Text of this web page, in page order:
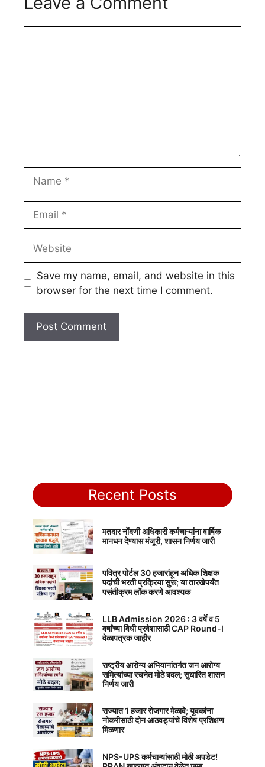
Save my name, email, and website in this
browser for the next time I comment.
Recent Posts
मतदार नोंदणी अधिकारी कर्मचाऱ्यांना वार्षिक
मानधन देण्यास मंजूरी, शासन निर्णय जारी
पवित्र पोर्टल 30 हजारांहून अधिक शिक्षक
पदांची भरती प्रक्रिया सुरू; या तारखेपर्यंत
पसंतीक्रम लॉक करणे आवश्यक
LLB Admission 2026 : 3 वर्षे व 5
वर्षांच्या विधी प्रवेशासाठी CAP Round-I
वेळापत्रक जाहीर
राष्ट्रीय आरोग्य अभियानांतर्गत जन आरोग्य
समित्यांच्या रचनेत मोठे बदल; सुधारित शासन
निर्णय जारी
राज्यात 1 हजार रोजगार मेळावे; युवकांना
नोकरीसाठी दोन आठवड्यांचे विशेष प्रशिक्षण
मिळणार
NPS-UPS कर्मचाऱ्यांसाठी मोठी अपडेट!